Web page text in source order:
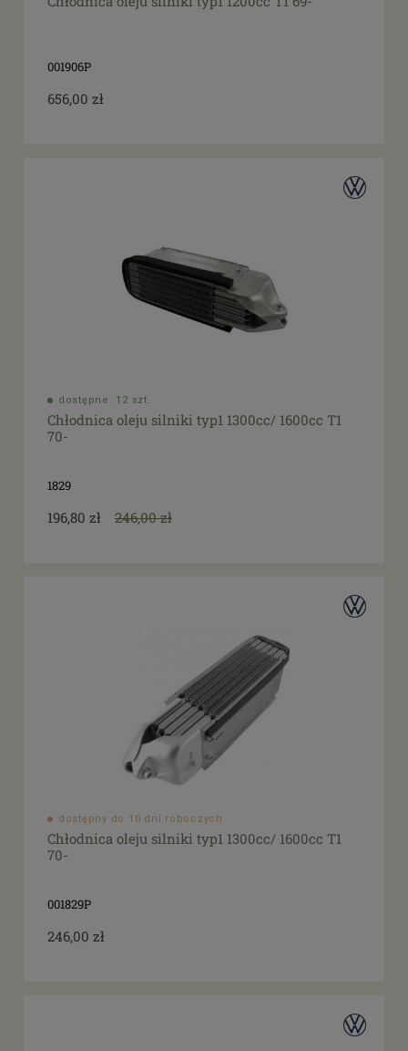
001906P
656,00 zł
dostępne: 12 szt.
Chłodnica oleju silniki typ1 1300cc/ 1600cc T1
70-
1829
196,80 zł 246,00 zł
dostępny do 10 dni roboczych
Chłodnica oleju silniki typ1 1300cc/ 1600cc T1
70-
001829P
246,00 zł